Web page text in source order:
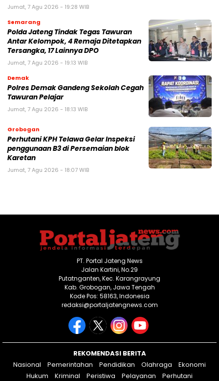
Jumat, 7 Agu 2026 - 19:28 WIB
Semarang
Polda Jateng Tindak Tegas Tawuran
Antar Kelompok, 4 Remaja Ditetapkan
Tersangka, 17 Lainnya DPO
Jumat, 7 Agu 2026 - 19:13 WIB
Demak
Polres Demak Gandeng Sekolah Cegah
Tawuran Pelajar
Jumat, 7 Agu 2026 - 18:13 WIB
Grobogan
Perhutani KPH Telawa Gelar Inspeksi
penggunaan B3 di Persemaian blok
Karetan
Jumat, 7 Agu 2026 - 18:07 WIB
PT. Portal Jateng News
Jalan Kartini, No.29
Putatnganten, Kec. Karangrayung
Kab. Grobogan, Jawa Tengah
Kode Pos: 58163, Indonesia
redaksi@portaljatengnews.com
REKOMENDASI BERITA
Nasional
Pemerintahan Pendidikan Olahraga
Ekonomi
Hukum
Kriminal Peristiwa Pelayanan
Perhutani